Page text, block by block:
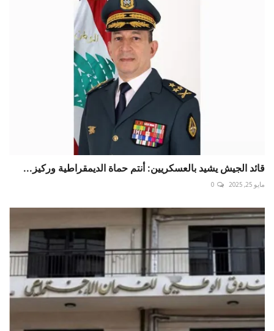
قائد الجيش يشيد بالعسكريين: أنتم حماة الديمقراطية وركيز...
مايو 25, 2025 0